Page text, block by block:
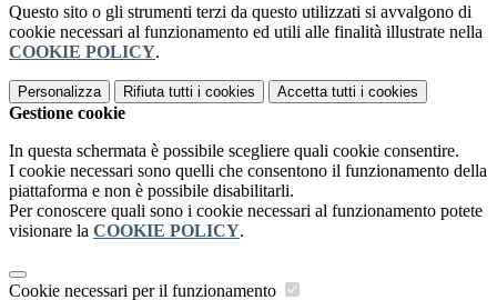
Questo sito o gli strumenti terzi da questo utilizzati si avvalgono di
cookie necessari al funzionamento ed utili alle finalità illustrate nella
COOKIE POLICY.
Personalizza Rifiuta tutti i cookies Accetta tutti i cookies
Gestione cookie
In questa schermata è possibile scegliere quali cookie consentire.
I cookie necessari sono quelli che consentono il funzionamento della
piattaforma e non è possibile disabilitarli.
Per conoscere quali sono i cookie necessari al funzionamento potete
visionare la COOKIE POLICY.
Cookie necessari per il funzionamento